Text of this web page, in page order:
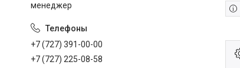
менеджер
+7 (727) 391-00-00
+7 (727) 225-08-58